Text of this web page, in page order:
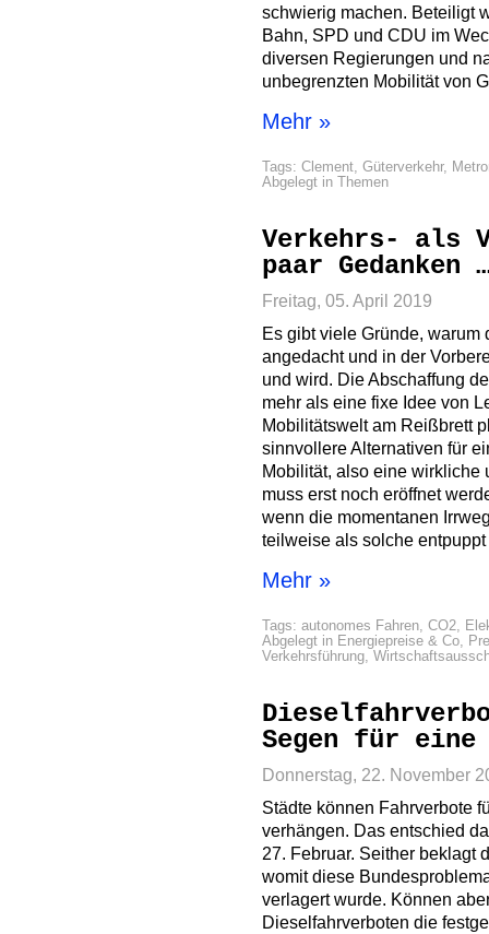
schwierig machen. Beteiligt
Bahn, SPD und CDU im
diversen Regierungen und
unbegrenzten Mobilität von
Mehr »
Tags: Clement, Güterverkehr,
Abgelegt in Themen
Verkehrs- als
paar Gedanken
Freitag, 05. April 2019
Es gibt viele Gründe,
angedacht und in der
und wird. Die Abschaffung
mehr als eine fixe Idee von
Mobilitätswelt am Reißbrett
sinnvollere Alternativen für
Mobilität, also eine wirkliche
muss erst noch eröffnet
wenn die momentanen
teilweise als solche
Mehr »
Tags: autonomes Fahren, CO2,
Abgelegt in Energiepreise & Co,
Verkehrsführung,
Segen für eine
Donnerstag, 22. November
Städte können Fahrverbote
verhängen. Das entschied
27. Februar. Seither beklagt
womit diese
verlagert wurde. Können
Dieselfahrverboten die